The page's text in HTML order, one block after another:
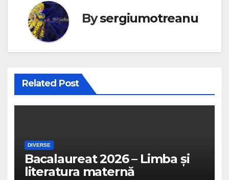
Bysergiumotreanu
Related Post
DIVERSE
Bacalaureat 2026 – Limba și
literatura maternă